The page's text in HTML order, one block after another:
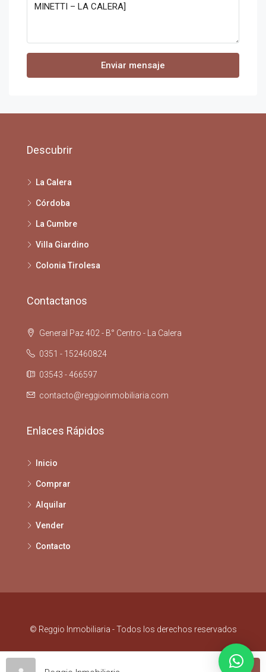
Enviar mensaje
Descubrir
La Calera
Córdoba
La Cumbre
Villa Giardino
Colonia Tirolesa
Contactanos
General Paz 402 - B° Centro - La Calera
0351 - 152460824
03543 - 466597
contacto@reggioinmobiliaria.com
Enlaces Rápidos
Inicio
Comprar
Alquilar
Vender
Contacto
© Reggio Inmobiliaria - Todos los derechos reservados